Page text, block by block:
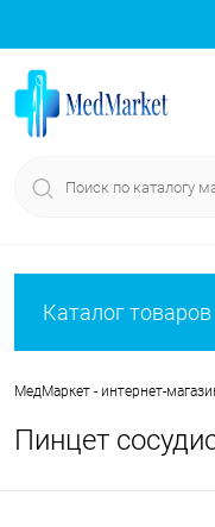
Каталог товаров
МедМаркет - интернет-
Пинцет